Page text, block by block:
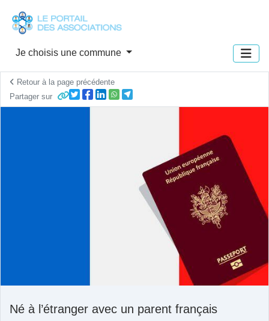
Je choisis une commune
Retour à la page précédente
Partager sur
Né à l’étranger avec un parent français